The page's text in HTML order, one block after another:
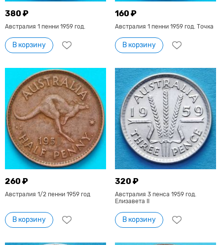
380 ₽
Австралия 1 пенни 1959 год.
В корзину
160 ₽
Австралия 1 пенни 1959 год. Точка
В корзину
260 ₽
Австралия 1/2 пенни 1959 год
В корзину
320 ₽
Австралия 3 пенса 1959 год.
Елизавета II
В корзину